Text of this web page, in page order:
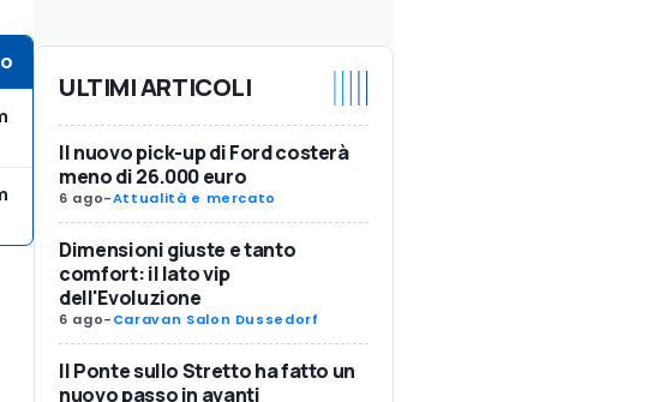
ULTIMI ARTICOLI
Il nuovo pick-up di Ford costerà
meno di 26.000 euro
6 ago-Attualità e mercato
Dimensioni giuste e tanto
comfort: il lato vip
dell'Evoluzione
6 ago-Caravan Salon Dussedorf
Il Ponte sullo Stretto ha fatto un
nuovo passo in avanti